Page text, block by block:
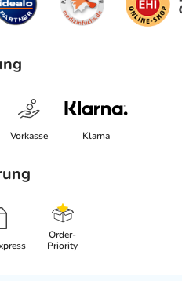
Vorkasse Klarna
Order-
Priority